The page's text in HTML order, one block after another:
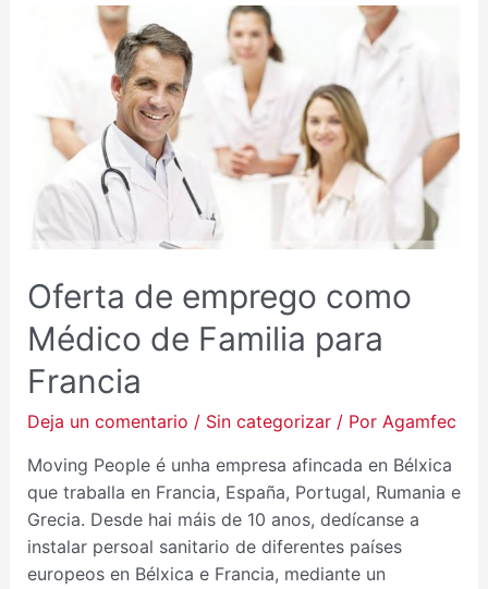
Oferta de emprego como
Médico de Familia para
Francia
Deja un comentario / Sin categorizar/ Por Agamfec
Moving People é unha empresa afincada en Bélxica
que traballa en Francia, España, Portugal, Rumania e
Grecia. Desde hai máis de 10 anos, dedícanse a
instalar persoal sanitario de diferentes países
europeos en Bélxica e Francia, mediante un
OFERTA
EMPREGO
COMO
MÉDICO
DE
FAMILIA
PARA
FRANCIA